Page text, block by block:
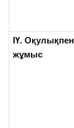
ІҮ. Оқулықпен
жұмыс